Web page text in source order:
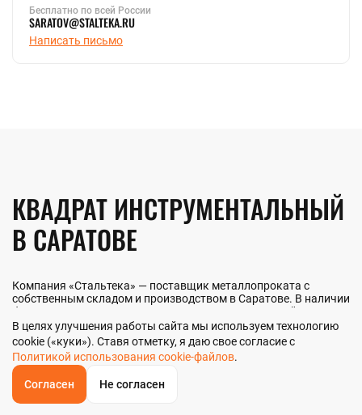
ОБРАТНЫЙЗВОНОК
Бесплатно по всей России
SARATOV@STALTEKA.RU
Написать письмо
КВАДРАТ ИНСТРУМЕНТАЛЬНЫЙ
В САРАТОВЕ
Компания «Стальтека» — поставщик металлопроката с
собственным складом и производством в Саратове. В наличии
более 130 видов металлопроката и 70 наименований
металлоизделий — черный, цветной и нержавеющий прокат
любых типоразмеров. Мы реализуем квадрат
инструментальный как оптом, так и в розницу прямо со
склада из наличия или под заказ. Контроль качества на всех
этапах — от входного анализа до отгрузки.
Главная
В целях улучшения работы сайта мы используем технологию
cookie («куки»). Ставя отметку, я даю свое согласие с
Политикой использования cookie-файлов.
Согласен Не согласен